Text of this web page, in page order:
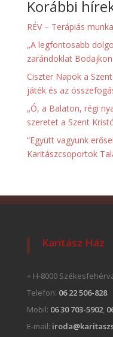
Korábbi
RÉV – Terápiás
„A legfontosabb
zarándoklat Bodajkon
Ciszter Napok a
játék és az
„Ó, a Balaton, régi
szeretet a Szent
“Együtt vagyunk
Karitászcsoportok
Karitász Ház
+ H-8000
Telefon: 06 22 506-828
Mobil: 06 30 703-5902,
E-mail: